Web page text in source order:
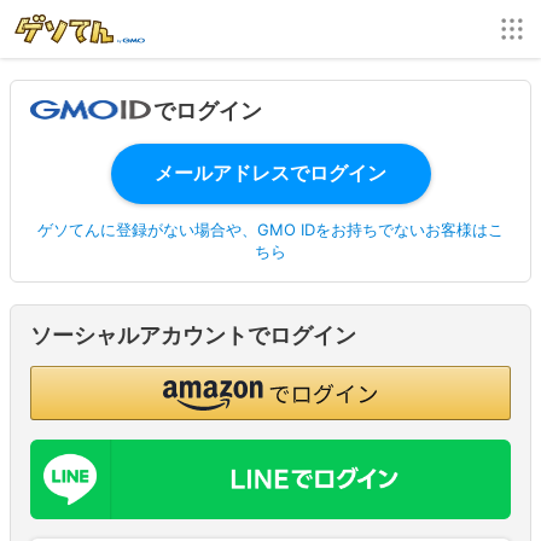
でログイン
ゲソてんに登録がない場合や、GMO IDをお持ちでないお客様はこ
ちら
ソーシャルアカウントでログイン